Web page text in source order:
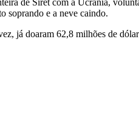
soprando e a neve caindo.
já doaram 62,8 milhões de